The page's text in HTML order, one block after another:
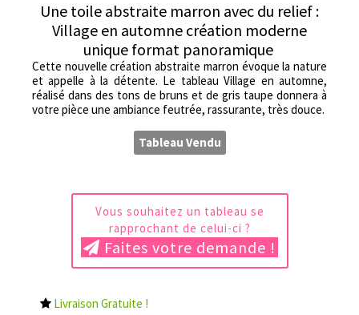
Une toile abstraite marron avec du relief :
Village en automne création moderne
unique format panoramique
Cette nouvelle création abstraite marron évoque la nature
et appelle à la détente. Le tableau Village en automne,
réalisé dans des tons de bruns et de gris taupe donnera à
votre pièce une ambiance feutrée, rassurante, très douce.
Tableau Vendu
Vous souhaitez un tableau se
rapprochant de celui-ci ?
Faites votre demande !
Livraison Gratuite !